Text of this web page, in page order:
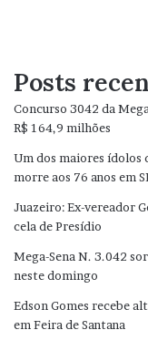
Posts
Concurso 3042 da
R$ 164,9 milhões
Um dos maiores ídolos
morre aos 76 anos em
Juazeiro: Ex-vereador
cela de Presídio
Mega-Sena N. 3.042
neste domingo
Edson Gomes recebe
em Feira de Santana